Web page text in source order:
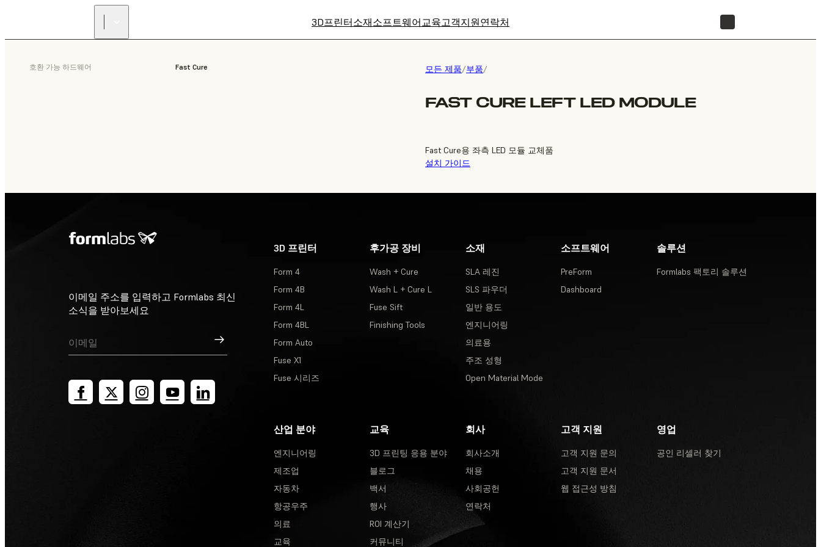
3D프린터소재소프트웨어교육고객지원연락처
모든 제품/부품/
FAST CURE LEFT LED MODULE
호환 가능 하드웨어 Fast Cure
Fast Cure용 좌측 LED 모듈 교체품
설치 가이드
이메일 주소를 입력하고 Formlabs 최신
소식을 받아보세요
가입
3D 프린터
Form 4
Form 4B
Form 4L
Form 4BL
Form Auto
Fuse X1
Fuse 시리즈
후가공 장비
Wash + Cure
Wash L + Cure L
Fuse Sift
Finishing Tools
소재
SLA 레진
SLS 파우더
일반 용도
엔지니어링
의료용
주조 성형
Open Material Mode
소프트웨어
PreForm
Dashboard
솔루션
Formlabs 팩토리 솔루션
산업 분야
엔지니어링
제조업
자동차
항공우주
의료
교육
교육
3D 프린팅 응용 분야
블로그
백서
행사
ROI 계산기
커뮤니티
회사
회사소개
채용
사회공헌
연락처
고객 지원
고객 지원 문의
고객 지원 문서
웹 접근성 방침
영업
공인 리셀러 찾기